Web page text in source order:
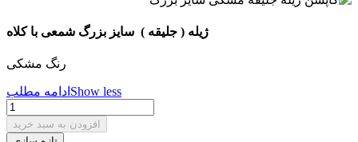
ژیله ( جلیقه ) سایز بزرگ شمعی با کلاه
رنگ مشکی
ادامه مطلب Show less
افزودن به سبد خرید